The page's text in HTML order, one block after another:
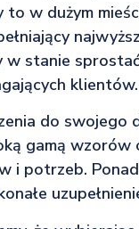
w dużym
w stanie
klientów.
do swojego
gamą
i potrzeb.